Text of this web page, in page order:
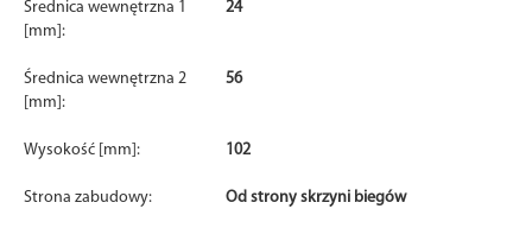
Średnica wewnętrzna 1
[mm]:
24
Średnica wewnętrzna 2
[mm]:
56
Wysokość [mm]: 102
Strona zabudowy: Od strony skrzyni biegów